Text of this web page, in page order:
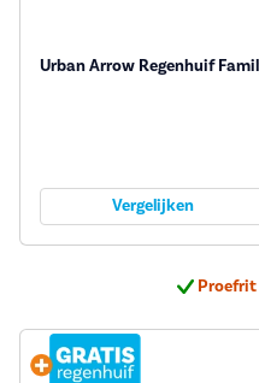
Urban Arrow Regenhuif
Vergelijken